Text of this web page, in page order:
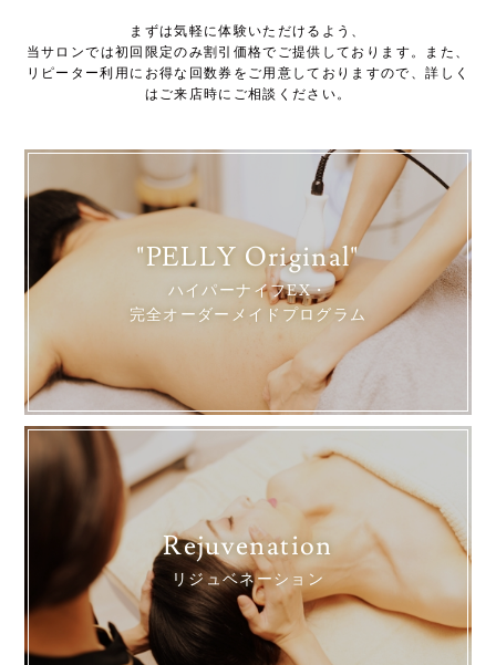
まずは気軽に体験いただけるよう、
当サロンでは初回限定のみ割引価格でご提供しております。また、
リピーター利用にお得な回数券をご用意しておりますので、詳しく
はご来店時にご相談ください。
"PELLY Original"
ハイパーナイフEX・
完全オーダーメイドプログラム
Rejuvenation
リジュベネーション